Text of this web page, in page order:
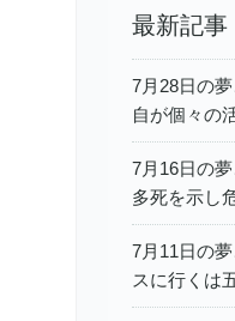
最新記事
7月28日の
自が個々の
7月16日の
多死を示し
7月11日の
スに行くは